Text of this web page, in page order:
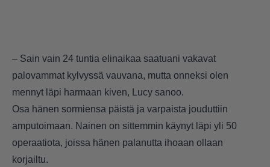
– Sain vain 24 tuntia elinaikaa saatuani vakavat
palovammat kylvyssä vauvana, mutta onneksi olen
mennyt läpi harmaan kiven, Lucy sanoo.
Osa hänen sormiensa päistä ja varpaista jouduttiin
amputoimaan. Nainen on sittemmin käynyt läpi yli 50
operaatiota, joissa hänen palanutta ihoaan ollaan
korjailtu.